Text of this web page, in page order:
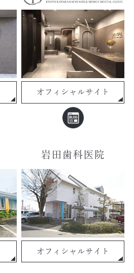
オフィシャルサイト
岩田歯科医院
オフィシャルサイト